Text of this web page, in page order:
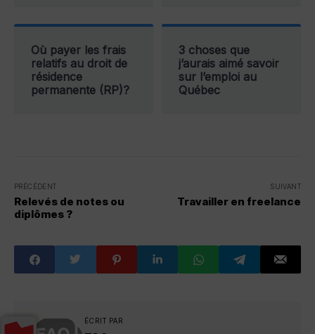
Où payer les frais
relatifs au droit de
résidence
permanente (RP)?
3 choses que
j’aurais aimé savoir
sur l’emploi au
Québec
PRÉCÉDENT
Relevés de notes ou
diplômes ?
SUIVANT
Travailler en freelance
ÉCRIT PAR